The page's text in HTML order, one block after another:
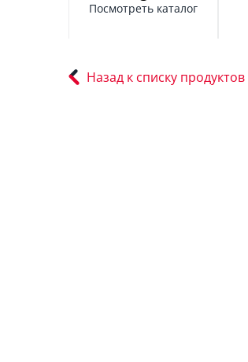
Посмотреть каталог
Назад к списку продуктов